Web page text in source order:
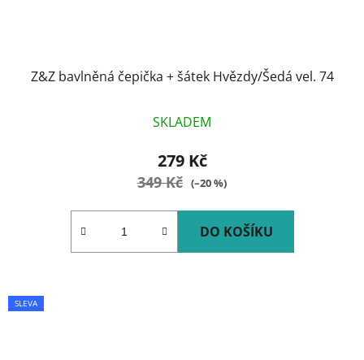
Z&Z bavlněná čepička + šátek Hvězdy/Šedá vel. 74
SKLADEM
279 Kč
349 Kč (–20 %)
DO KOŠÍKU
SLEVA